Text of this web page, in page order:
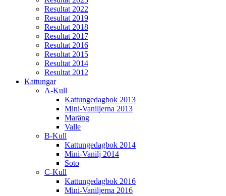
Resultat 2022
Resultat 2019
Resultat 2018
Resultat 2017
Resultat 2016
Resultat 2015
Resultat 2014
Resultat 2012
Kattungar
A-Kull
Kattungedagbok 2013
Mini-Vaniljerna 2013
Maräng
Valle
B-Kull
Kattungedagbok 2014
Mini-Vanilj 2014
Soto
C-Kull
Kattungedagbok 2016
Mini-Vaniljerna 2016